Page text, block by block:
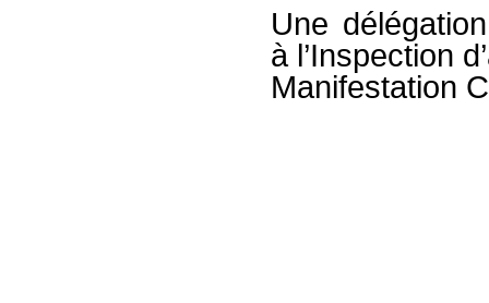
Une
à l’Inspection
Manifestation